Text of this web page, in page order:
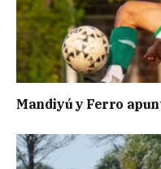
Mandiyú y Ferro